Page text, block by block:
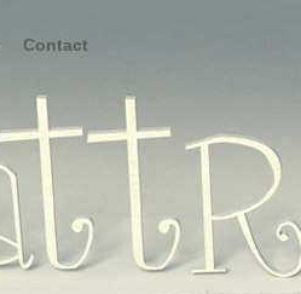
Contact